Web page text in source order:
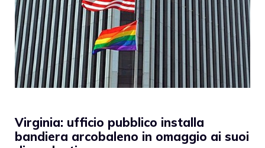
Virginia: ufficio pubblico installa
bandiera arcobaleno in omaggio ai suoi